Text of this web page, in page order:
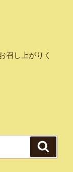
召し上がりく